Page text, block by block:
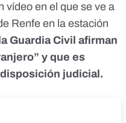
vídeo en el que se ve a
Renfe en la estación
la Guardia Civil afirman
y que es
judicial.